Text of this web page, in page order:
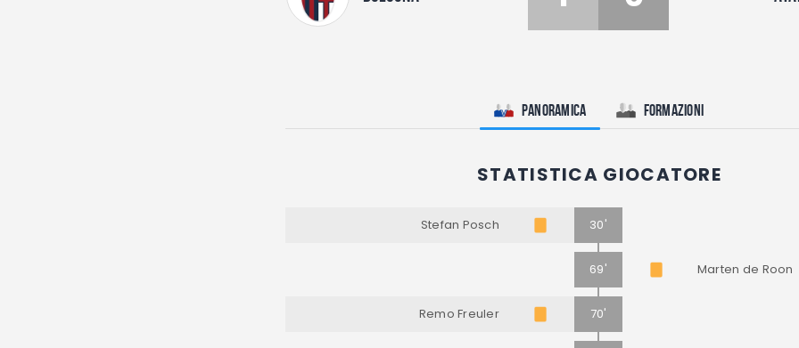
Panoramica Formazioni
STATISTICA GIOCATORE
Stefan Posch 30'
69' Marten de Roon
Remo Freuler 70'